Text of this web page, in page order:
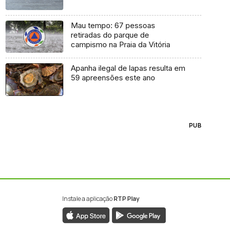
Mau tempo: 67 pessoas
retiradas do parque de
campismo na Praia da Vitória
Apanha ilegal de lapas resulta em
59 apreensões este ano
PUB
Instale a aplicaçãoRTP Play